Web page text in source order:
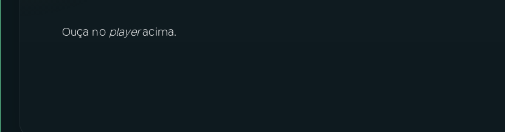
Ouça no playeracima.